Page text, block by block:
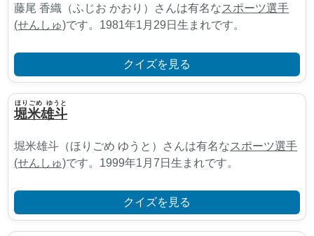
藤尾 香織（ふじお かおり）さんは有名なスポーツ選手
(せんしゅ)です。1981年1月29日生まれです。
クイズを見る
堀米雄斗
ほりごめ ゆうと
堀米雄斗（ほりごめ ゆうと）さんは有名なスポーツ選手
(せんしゅ)です。1999年1月7日生まれです。
クイズを見る